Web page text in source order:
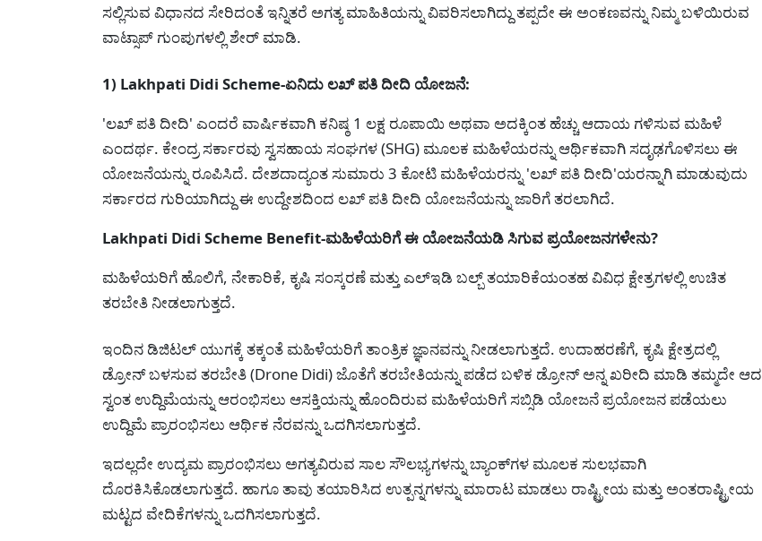
ಸಲ್ಲಿಸುವ ವಿಧಾನದ ಸೇರಿದಂತೆ ಇನ್ನಿತರೆ ಅಗತ್ಯ ಮಾಹಿತಿಯನ್ನು ವಿವರಿಸಲಾಗಿದ್ದು ತಪ್ಪದೇ ಈ ಅಂಕಣವನ್ನು ನಿಮ್ಮ ಬಳಿಯಿರುವ
ವಾಟ್ಸಾಪ್ ಗುಂಪುಗಳಲ್ಲಿ ಶೇರ್ ಮಾಡಿ.
1) Lakhpati Didi Scheme-ಏನಿದು ಲಖ್ ಪತಿ ದೀದಿ ಯೋಜನೆ:
'ಲಖ್ ಪತಿ ದೀದಿ' ಎಂದರೆ ವಾರ್ಷಿಕವಾಗಿ ಕನಿಷ್ಠ 1 ಲಕ್ಷ ರೂಪಾಯಿ ಅಥವಾ ಅದಕ್ಕಿಂತ ಹೆಚ್ಚು ಆದಾಯ ಗಳಿಸುವ ಮಹಿಳೆ
ಎಂದರ್ಥ. ಕೇಂದ್ರ ಸರ್ಕಾರವು ಸ್ವಸಹಾಯ ಸಂಘಗಳ (SHG) ಮೂಲಕ ಮಹಿಳೆಯರನ್ನು ಆರ್ಥಿಕವಾಗಿ ಸದೃಢಗೊಳಿಸಲು ಈ
ಯೋಜನೆಯನ್ನು ರೂಪಿಸಿದೆ. ದೇಶದಾದ್ಯಂತ ಸುಮಾರು 3 ಕೋಟಿ ಮಹಿಳೆಯರನ್ನು 'ಲಖ್ ಪತಿ ದೀದಿ'ಯರನ್ನಾಗಿ ಮಾಡುವುದು
ಸರ್ಕಾರದ ಗುರಿಯಾಗಿದ್ದು ಈ ಉದ್ದೇಶದಿಂದ ಲಖ್ ಪತಿ ದೀದಿ ಯೋಜನೆಯನ್ನು ಜಾರಿಗೆ ತರಲಾಗಿದೆ.
Lakhpati Didi Scheme Benefit-ಮಹಿಳೆಯರಿಗೆ ಈ ಯೋಜನೆಯಡಿ ಸಿಗುವ ಪ್ರಯೋಜನಗಳೇನು?
ಮಹಿಳೆಯರಿಗೆ ಹೊಲಿಗೆ, ನೇಕಾರಿಕೆ, ಕೃಷಿ ಸಂಸ್ಕರಣೆ ಮತ್ತು ಎಲ್‌ಇಡಿ ಬಲ್ಬ್ ತಯಾರಿಕೆಯಂತಹ ವಿವಿಧ ಕ್ಷೇತ್ರಗಳಲ್ಲಿ ಉಚಿತ
ತರಬೇತಿ ನೀಡಲಾಗುತ್ತದೆ.
ಇಂದಿನ ಡಿಜಿಟಲ್ ಯುಗಕ್ಕೆ ತಕ್ಕಂತೆ ಮಹಿಳೆಯರಿಗೆ ತಾಂತ್ರಿಕ ಜ್ಞಾನವನ್ನು ನೀಡಲಾಗುತ್ತದೆ. ಉದಾಹರಣೆಗೆ, ಕೃಷಿ ಕ್ಷೇತ್ರದಲ್ಲಿ
ಡ್ರೋನ್ ಬಳಸುವ ತರಬೇತಿ (Drone Didi) ಜೊತೆಗೆ ತರಬೇತಿಯನ್ನು ಪಡೆದ ಬಳಿಕ ಡ್ರೋನ್ ಅನ್ನ ಖರೀದಿ ಮಾಡಿ ತಮ್ಮದೇ ಆದ
ಸ್ವಂತ ಉದ್ದಿಮೆಯನ್ನು ಆರಂಭಿಸಲು ಆಸಕ್ತಿಯನ್ನು ಹೊಂದಿರುವ ಮಹಿಳೆಯರಿಗೆ ಸಬ್ಸಿಡಿ ಯೋಜನೆ ಪ್ರಯೋಜನ ಪಡೆಯಲು
ಉದ್ದಿಮೆ ಪ್ರಾರಂಭಿಸಲು ಆರ್ಥಿಕ ನೆರವನ್ನು ಒದಗಿಸಲಾಗುತ್ತದೆ.
ಇದಲ್ಲದೇ ಉದ್ಯಮ ಪ್ರಾರಂಭಿಸಲು ಅಗತ್ಯವಿರುವ ಸಾಲ ಸೌಲಭ್ಯಗಳನ್ನು ಬ್ಯಾಂಕ್‌ಗಳ ಮೂಲಕ ಸುಲಭವಾಗಿ
ದೊರಕಿಸಿಕೊಡಲಾಗುತ್ತದೆ. ಹಾಗೂ ತಾವು ತಯಾರಿಸಿದ ಉತ್ಪನ್ನಗಳನ್ನು ಮಾರಾಟ ಮಾಡಲು ರಾಷ್ಟ್ರೀಯ ಮತ್ತು ಅಂತರಾಷ್ಟ್ರೀಯ
ಮಟ್ಟದ ವೇದಿಕೆಗಳನ್ನು ಒದಗಿಸಲಾಗುತ್ತದೆ.